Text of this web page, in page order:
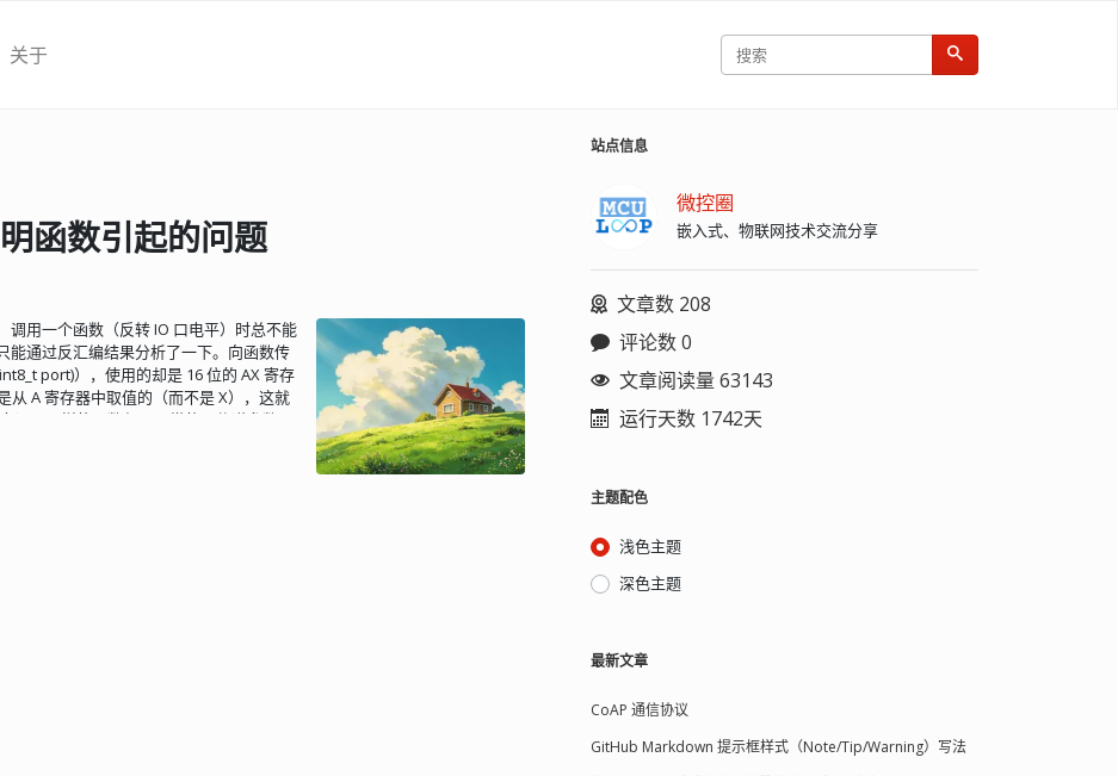
关于
函数引起的问题
调用一个函数（反转 IO 口电平）时总不能
能通过反汇编结果分析了一下。向函数传
port)），使用的却是 16 位的 AX 寄存
从 A 寄存器中取值的（而不是 X），这就
调用同样的函数却是正常的！传递参数用
不同文件中调用的结果是不同的呢？而
会有类似的问题。于是疯狂地怀疑这儿
站点信息
微控圈
嵌入式、物联网技术交流分享
文章数 208
评论数 0
文章阅读量 63143
运行天数 1742天
主题配色
浅色主题
深色主题
最新文章
CoAP 通信协议
GitHub Markdown 提示框样式（Note/Tip/Warning）写法